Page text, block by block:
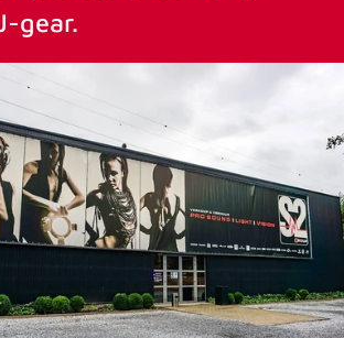
gear.